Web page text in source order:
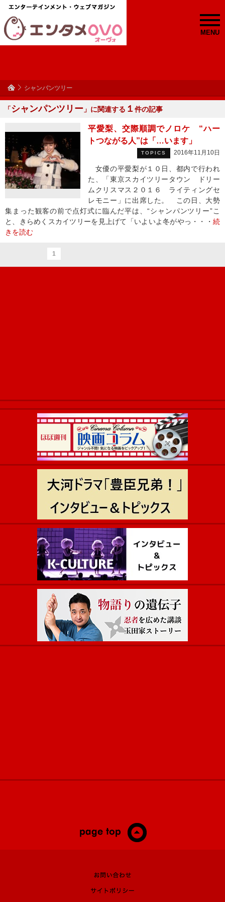
MENU
シャンパンツリー
「シャンパンツリー 」に関連する １ 件の記事
平愛梨、交際順調でノロケ “ハー
トつながる人”は「…います」
TOPICS 2016年11月10日
女優の平愛梨が１０日、都内で行われ
た、「東京スカイツリータウン ドリー
ムクリスマス２０１６ ライティングセ
レモニー」に出席した。 この日、大勢
集まった観客の前で点灯式に臨んだ平は、“シャンパンツリー”こ
と、きらめくスカイツリーを見上げて「いよいよ冬がやっ・・・ 続
きを読む
1